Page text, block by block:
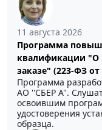
11 августа 2026
Программа
квалификации "О
заказе" (223-ФЗ от
Программа
АО ''СБЕР А".
освоившим
удостоверения
образца.